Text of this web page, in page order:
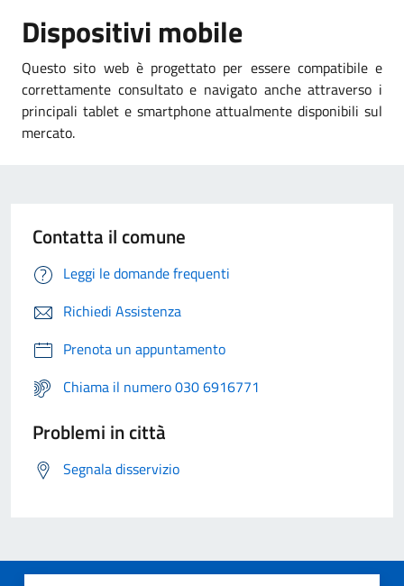
Dispositivi mobile
Questo sito web è progettato per essere compatibile e
correttamente consultato e navigato anche attraverso i
principali tablet e smartphone attualmente disponibili sul
mercato.
Contatta il comune
Leggi le domande frequenti
Richiedi Assistenza
Prenota un appuntamento
Chiama il numero 030 6916771
Problemi in città
Segnala disservizio